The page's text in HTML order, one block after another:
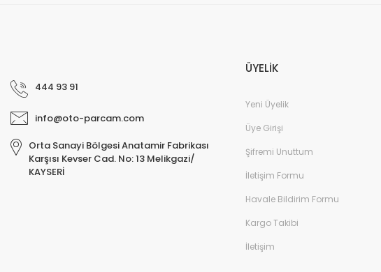
444 93 91
info@oto-parcam.com
Orta Sanayi Bölgesi Anatamir Fabrikası
Karşısı Kevser Cad. No: 13 Melikgazi/
KAYSERİ
ÜYELİK
Yeni Üyelik
Üye Girişi
Şifremi Unuttum
İletişim Formu
Havale Bildirim Formu
Kargo Takibi
İletişim